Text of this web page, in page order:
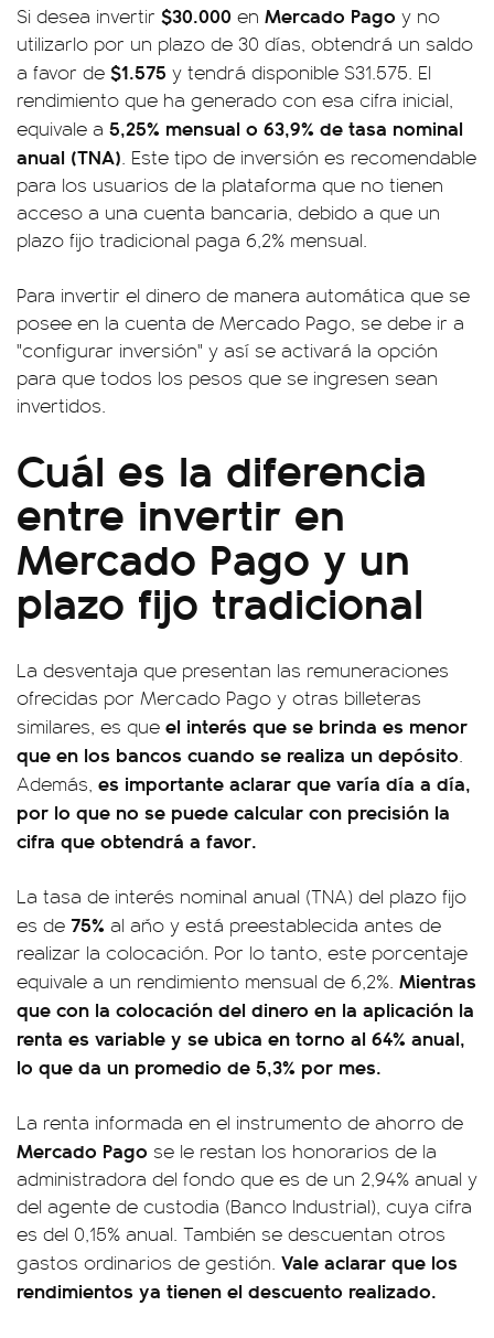
Si desea invertir $30.000 en Mercado Pago y no
utilizarlo por un plazo de 30 días, obtendrá un saldo
a favor de $1.575 y tendrá disponible $31.575. El
rendimiento que ha generado con esa cifra inicial,
equivale a 5,25% mensual o 63,9% de tasa nominal
anual (TNA). Este tipo de inversión es recomendable
para los usuarios de la plataforma que no tienen
acceso a una cuenta bancaria, debido a que un
plazo fijo tradicional paga 6,2% mensual.
Para invertir el dinero de manera automática que se
posee en la cuenta de Mercado Pago, se debe ir a
"configurar inversión" y así se activará la opción
para que todos los pesos que se ingresen sean
invertidos.
Cuál es la diferencia
entre invertir en
Mercado Pago y un
plazo fijo tradicional
La desventaja que presentan las remuneraciones
ofrecidas por Mercado Pago y otras billeteras
similares, es que el interés que se brinda es menor
que en los bancos cuando se realiza un depósito.
Además, es importante aclarar que varía día a día,
por lo que no se puede calcular con precisión la
cifra que obtendrá a favor.
La tasa de interés nominal anual (TNA) del plazo fijo
es de 75% al año y está preestablecida antes de
realizar la colocación. Por lo tanto, este porcentaje
equivale a un rendimiento mensual de 6,2%. Mientras
que con la colocación del dinero en la aplicación la
renta es variable y se ubica en torno al 64% anual,
lo que da un promedio de 5,3% por mes.
La renta informada en el instrumento de ahorro de
Mercado Pago se le restan los honorarios de la
administradora del fondo que es de un 2,94% anual y
del agente de custodia (Banco Industrial), cuya cifra
es del 0,15% anual. También se descuentan otros
gastos ordinarios de gestión. Vale aclarar que los
rendimientos ya tienen el descuento realizado.